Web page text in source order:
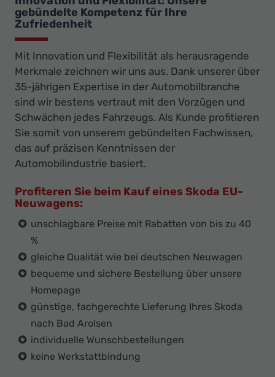
gebündelte Kompetenz für Ihre
Zufriedenheit
Mit Innovation und Flexibilität als herausragende
Merkmale zeichnen wir uns aus. Dank unserer über
35-jährigen Expertise in der Automobilbranche
sind wir bestens vertraut mit den Vorzügen und
Schwächen jedes Fahrzeugs. Als Kunde profitieren
Sie somit von unserem gebündelten Fachwissen,
das auf präzisen Kenntnissen der
Automobilindustrie basiert.
Profiteren Sie beim Kauf eines Skoda EU-
Neuwagens:
unschlagbare Preise mit Rabatten von bis zu 40
%
gleiche Qualität wie bei deutschen Neuwagen
bequeme und sichere Bestellung über unsere
Homepage
günstige, fachgerechte Lieferung Ihres Skoda
nach Bad Arolsen
individuelle Wunschbestellungen
keine Werkstattbindung